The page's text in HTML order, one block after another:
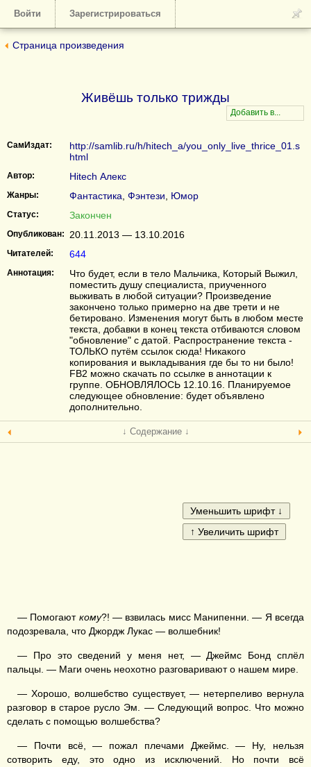
Войти Зарегистрироваться
Страница произведения
Живёшь только трижды
СамИздат:
http://samlib.ru/h/hitech_a/you_only_live_thrice_01.s
html
Автор: Hitech Алекс
Жанры: Фантастика Фэнтези Юмор
Статус: Закончен
Опубликован: 20.11.2013 — 13.10.2016
Читателей: 644
Аннотация:
Что будет, если в тело Мальчика, Который Выжил,
поместить душу специалиста, приученного
выживать в любой ситуации? Произведение
закончено только примерно на две трети и не
бетировано. Изменения могут быть в любом месте
текста, добавки в конец текста отбиваются словом
"обновление" с датой. Распространение текста -
ТОЛЬКО путём ссылок сюда! Никакого
копирования и выкладывания где бы то ни было!
FB2 можно скачать по ссылке в аннотации к
группе. ОБНОВЛЯЛОСЬ 12.10.16. Планируемое
следующее обновление: будет объявлено
дополнительно.
↓ Содержание ↓
— Помогают кому?! — взвилась мисс Манипенни. — Я всегда
подозревала, что Джордж Лукас — волшебник!
— Про это сведений у меня нет, — Джеймс Бонд сплёл
пальцы. — Маги очень неохотно разговаривают о нашем мире.
— Хорошо, волшебство существует, — нетерпеливо вернула
разговор в старое русло Эм. — Следующий вопрос. Что можно
сделать с помощью волшебства?
— Почти всё, — пожал плечами Джеймс. — Ну, нельзя
сотворить еду, это одно из исключений. Но почти всё